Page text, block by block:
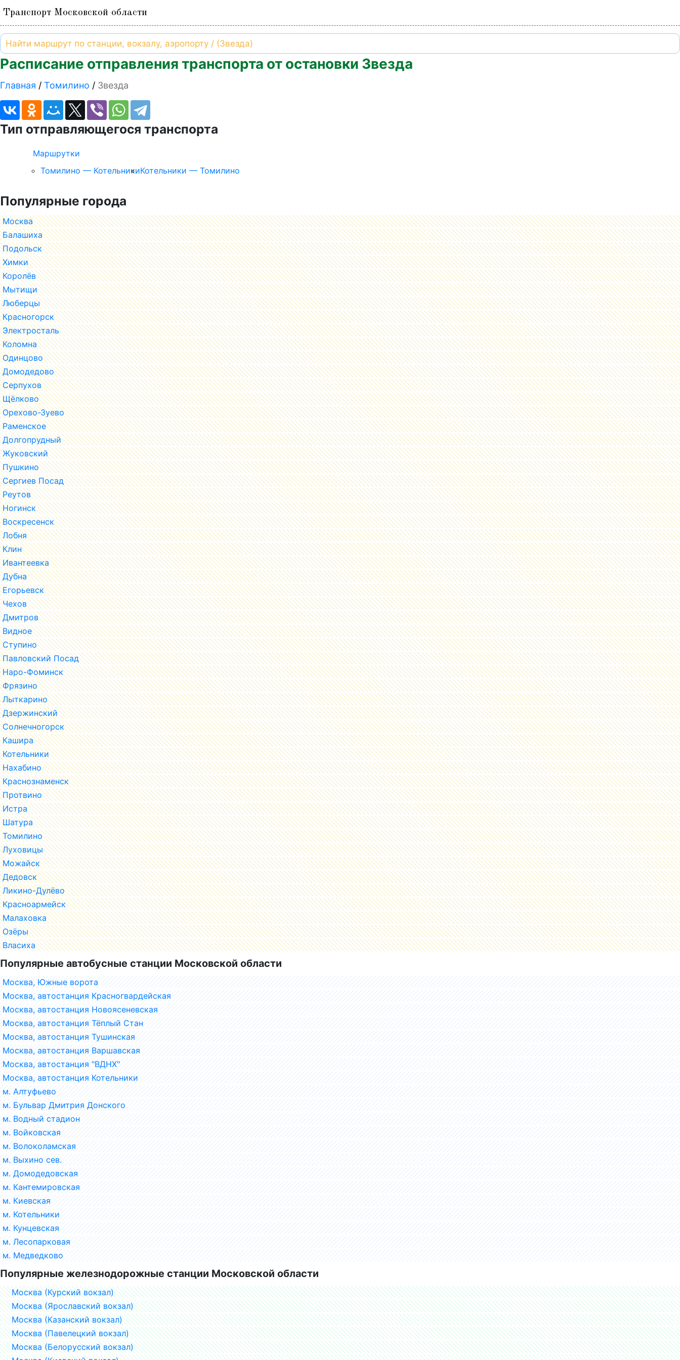
Транспорт Московской области
Расписание отправления транспорта от остановки Звезда
Главная Томилино Звезда
Тип отправляющегося транспорта
Маршрутки
Томилино — КотельникиКотельники — Томилино
Популярные города
Москва
Балашиха
Подольск
Химки
Королёв
Мытищи
Люберцы
Красногорск
Электросталь
Коломна
Одинцово
Домодедово
Серпухов
Щёлково
Орехово-Зуево
Раменское
Долгопрудный
Жуковский
Пушкино
Сергиев Посад
Реутов
Ногинск
Воскресенск
Лобня
Клин
Ивантеевка
Дубна
Егорьевск
Чехов
Дмитров
Видное
Ступино
Павловский Посад
Наро-Фоминск
Фрязино
Лыткарино
Дзержинский
Солнечногорск
Кашира
Котельники
Нахабино
Краснознаменск
Протвино
Истра
Шатура
Томилино
Луховицы
Можайск
Дедовск
Ликино-Дулёво
Красноармейск
Малаховка
Озёры
Власиха
Популярные автобусные станции Московской области
Москва, Южные ворота
Москва, автостанция Красногвардейская
Москва, автостанция Новоясеневская
Москва, автостанция Тёплый Стан
Москва, автостанция Тушинская
Москва, автостанция Варшавская
Москва, автостанция "ВДНХ"
Москва, автостанция Котельники
м. Алтуфьево
м. Бульвар Дмитрия Донского
м. Водный стадион
м. Войковская
м. Волоколамская
м. Выхино сев.
м. Домодедовская
м. Кантемировская
м. Киевская
м. Котельники
м. Кунцевская
м. Лесопарковая
м. Медведково
Популярные железнодорожные станции Московской области
Москва (Курский вокзал)
Москва (Ярославский вокзал)
Москва (Казанский вокзал)
Москва (Павелецкий вокзал)
Москва (Белорусский вокзал)